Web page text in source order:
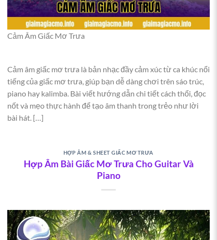
Cảm Âm Giấc Mơ Trưa
Cảm âm giấc mơ trưa là bản nhạc đầy cảm xúc từ ca khúc nổi
tiếng của giấc mơ trưa, giúp bạn dễ dàng chơi trên sáo trúc,
piano hay kalimba. Bài viết hướng dẫn chi tiết cách thổi, đọc
nốt và mẹo thực hành để tạo âm thanh trong trẻo như lời
bài hát. […]
HỢP ÂM & SHEET GIẤC MƠ TRƯA
Hợp Âm Bài Giấc Mơ Trưa Cho Guitar Và
Piano